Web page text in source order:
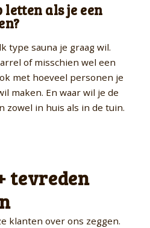
letten als je een
type sauna je graag wil.
of misschien wel een
met hoeveel personen je
maken. En waar wil je de
zowel in huis als in de tuin.
tevreden
klanten over ons zeggen.